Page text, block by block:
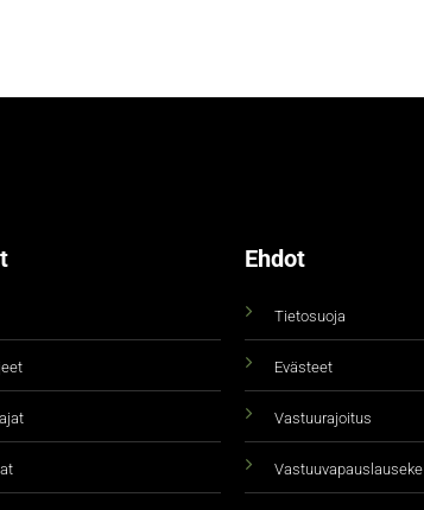
Ehdot
Tietosuoja
Evästeet
Vastuurajoitus
Vastuuvapauslauseke